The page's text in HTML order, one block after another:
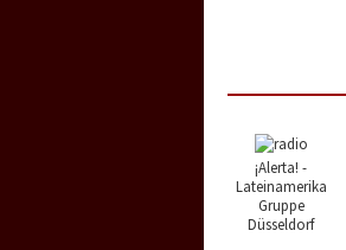
¡Alerta! -
Lateinamerika
Gruppe
Düsseldorf